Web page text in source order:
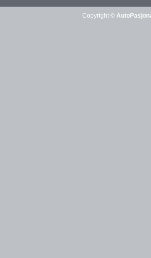
Copyright ©